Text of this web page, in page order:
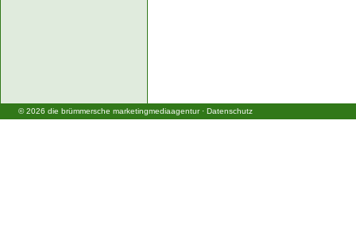
© 2026 die brümmersche marketingmediaagentur· Datenschutz